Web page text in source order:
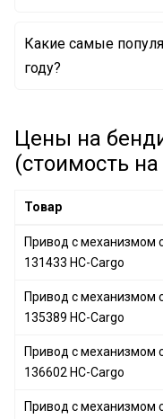
Привод с
Привод с
81015928
Какие самые
году?
331730 HC-Cargo
Привод с
333836 HC-Cargo
MD619865
Цены на
(стоимость
Товар
Привод с механизмом
131433 HC-Cargo
Привод с механизмом
135389 HC-Cargo
Привод с механизмом
136602 HC-Cargo
Привод с механизмом